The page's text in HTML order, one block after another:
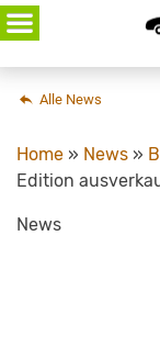
Skip
to
content
Alle News
Home » News »
Edition
News